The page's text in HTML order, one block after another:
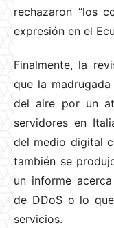
rechazaron “los
expresión en el
Finalmente, la
que la
del aire por un
servidores en
del medio digital
también se
un informe
de DDoS o lo
servicios.